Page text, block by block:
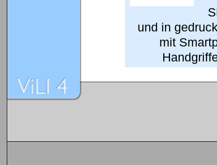
und in
mit